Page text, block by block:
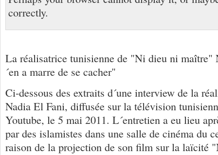
correctly.
La réalisatrice tunisienne de "Ni dieu ni
´en a marre de se cacher"
Ci-dessous des extraits d´une interview de la
Nadia El Fani, diffusée sur la télévision
Youtube, le 5 mai 2011. L´entretien a eu lieu
par des islamistes dans une salle de cinéma du
raison de la projection de son film sur la laïcité